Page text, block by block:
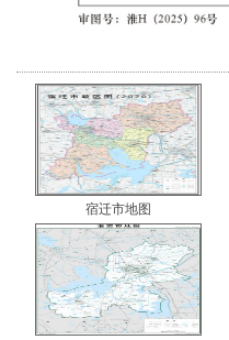
宿迁市地图